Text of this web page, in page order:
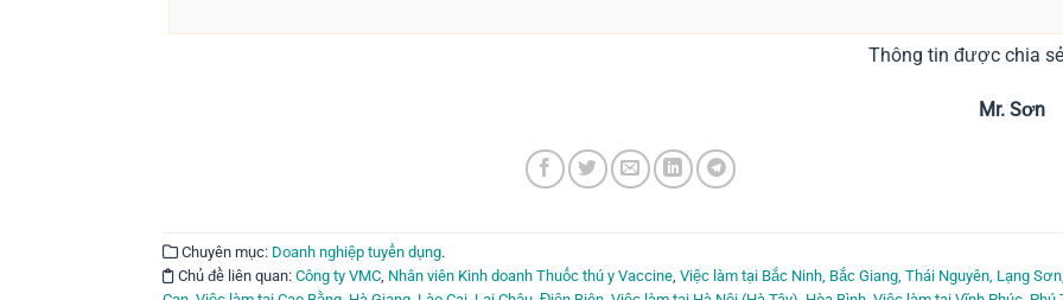
Thông tin được chia
Mr. Sơn
Chuyên mục: Doanh nghiệp tuyển dụng.
Chủ đề liên quan: Công ty VMC, Nhân viên Kinh doanh Thuốc thú y Vaccine, Việc làm tại Bắc Ninh, Bắc Giang, Thái Nguyên, Lạng